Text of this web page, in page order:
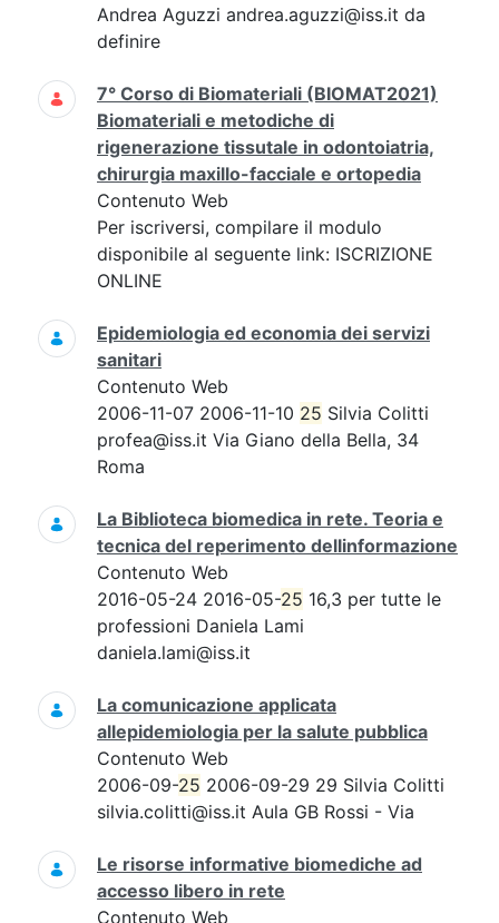
Andrea Aguzzi andrea.aguzzi@iss.it da
definire
7° Corso di Biomateriali (BIOMAT2021)
Biomateriali e metodiche di
rigenerazione tissutale in odontoiatria,
chirurgia maxillo-facciale e ortopedia
Contenuto Web
Per iscriversi, compilare il modulo
disponibile al seguente link: ISCRIZIONE
ONLINE
Epidemiologia ed economia dei servizi
sanitari
Contenuto Web
2006-11-07 2006-11-10 25 Silvia Colitti
profea@iss.it Via Giano della Bella, 34
Roma
La Biblioteca biomedica in rete. Teoria e
tecnica del reperimento dellinformazione
Contenuto Web
2016-05-24 2016-05-25 16,3 per tutte le
professioni Daniela Lami
daniela.lami@iss.it
La comunicazione applicata
allepidemiologia per la salute pubblica
Contenuto Web
2006-09-25 2006-09-29 29 Silvia Colitti
silvia.colitti@iss.it Aula GB Rossi - Via
Le risorse informative biomediche ad
accesso libero in rete
Contenuto Web